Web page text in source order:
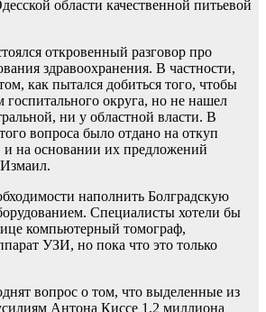
области качественной питьевой
откровенный разговор про
здравоохранения. В частности,
как пытался добиться того, чтобы
госпитального округа, но не нашел
ни у областной власти. В
вопроса было отдано на откуп
и на основании их предложений
наполнить Болградскую
Специалисты хотели бы
компьютерный томограф,
УЗИ, но пока что это только
вопрос о том, что выделенные из
Антона Киссе 1,2 миллиона